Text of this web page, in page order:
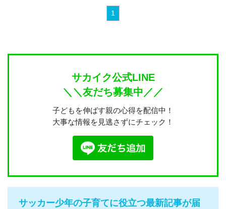
1
サカイク公式LINE
＼＼友だち募集中／／
子どもを伸ばす親の心得を配信中！
大事な情報を見逃さずにチェック！
サッカー少年の子育てに役立つ最新記事が届